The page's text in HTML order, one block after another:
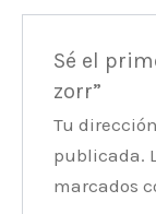
Sé el
zorr”
Tu
publicada.
marcados